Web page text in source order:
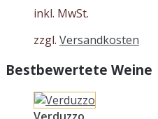
inkl. MwSt.
zzgl. Versandkosten
Bestbewertete Weine